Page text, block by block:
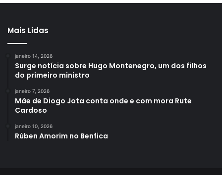
Mais Lidas
janeiro 14, 2026
Surge notícia sobre Hugo Montenegro, um dos filhos
do primeiro ministro
janeiro 7, 2026
Mãe de Diogo Jota conta onde e com mora Rute
Cardoso
janeiro 10, 2026
Rúben Amorim no Benfica